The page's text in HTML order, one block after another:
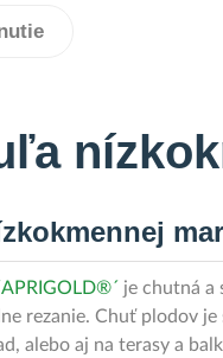
je chutná a
rezanie. Chuť plodov
alebo aj na terasy a